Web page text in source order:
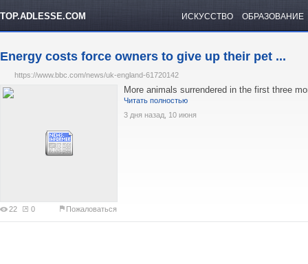
TOP.ADLESSE.COM ИСКУССТВО ОБРАЗОВАНИЕ
Energy costs force owners to give up their pet ...
https://www.bbc.com/news/uk-england-61720142
22 0 Пожаловаться
More animals surrendered in the first three
Читать полностью
3 дня назад, 10 июня